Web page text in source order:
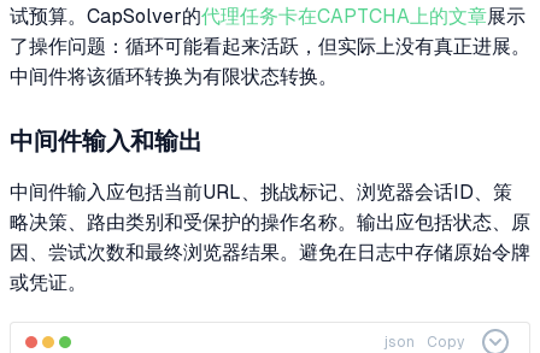
试预算。CapSolver的代理任务卡在CAPTCHA上的文章展示
了操作问题：循环可能看起来活跃，但实际上没有真正进展。
中间件将该循环转换为有限状态转换。
中间件输入和输出
中间件输入应包括当前URL、挑战标记、浏览器会话ID、策
略决策、路由类别和受保护的操作名称。输出应包括状态、原
因、尝试次数和最终浏览器结果。避免在日志中存储原始令牌
或凭证。
json Copy